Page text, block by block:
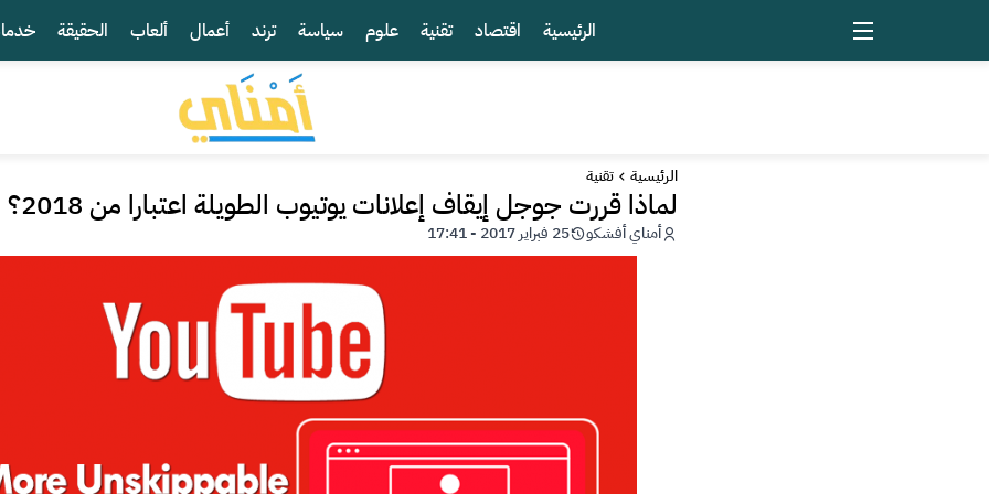
الرئيسية اقتصاد تقنية علوم سياسة ترند أعمال ألعاب الحقيقة
الرئيسية تقنية
لماذا قررت جوجل إيقاف إعلانات يوتيوب الطويلة اعتبارا من 2018؟
أمناي أفشكو 25 فبراير 2017 - 17:41